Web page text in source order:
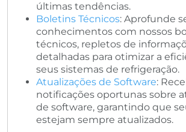
últimas tendências.
Boletins Técnicos: Aprofunde
conhecimentos com nossos
técnicos, repletos de
detalhadas para otimizar a
seus sistemas de refrigeração.
Atualizações de Software:
notificações oportunas sobre
de software, garantindo que
estejam sempre atualizados.